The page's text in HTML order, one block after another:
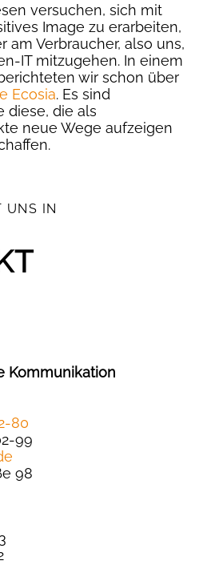
versuchen, sich mit
Image zu erarbeiten,
am Verbraucher, also uns,
IT mitzugehen. In einem
wir schon über
Ecosia. Es sind
diese, die als
neue Wege aufzeigen
UNS IN
Kommunikation
80
99
98